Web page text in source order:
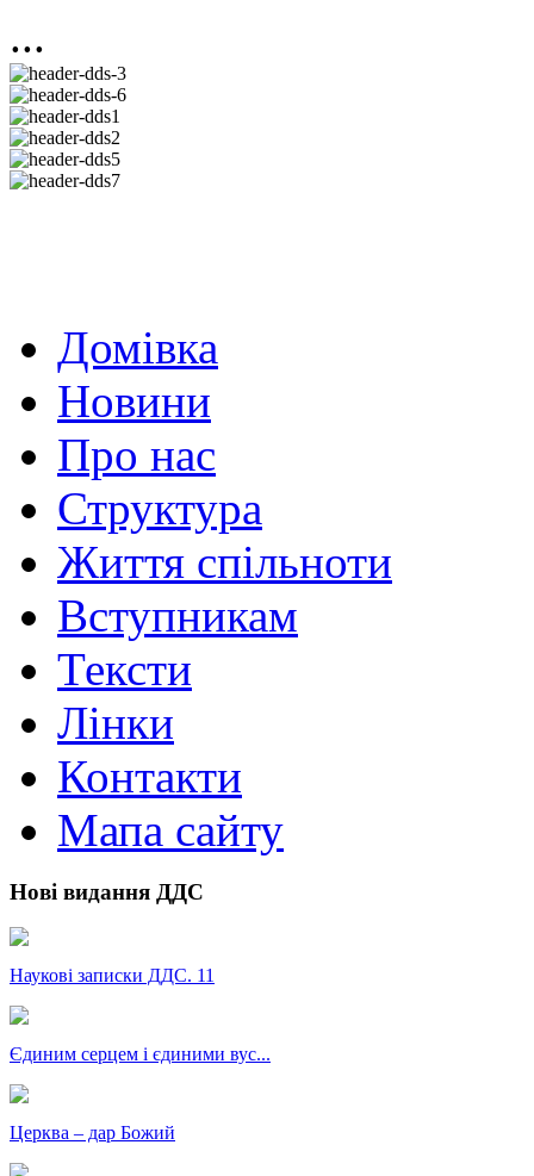
...
Домівка
Новини
Про нас
Структура
Життя спільноти
Вступникам
Тексти
Лінки
Контакти
Мапа сайту
Нові видання ДДС
Наукові записки ДДС. 11
Єдиним серцем і єдиними вус...
Церква – дар Божий